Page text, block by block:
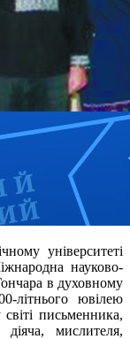
університеті
науково-
в духовному
літнього ювілею
письменника,
діяча, мислителя,